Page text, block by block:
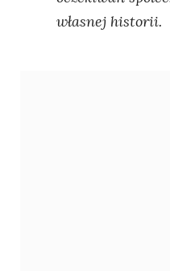
własnej historii.